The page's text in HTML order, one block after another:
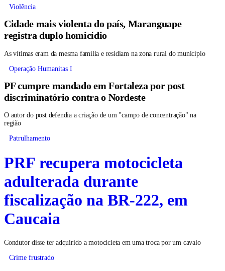
Violência
Cidade mais violenta do país, Maranguape
registra duplo homicídio
As vítimas eram da mesma família e residiam na zona rural do município
Operação Humanitas I
PF cumpre mandado em Fortaleza por post
discriminatório contra o Nordeste
O autor do post defendia a criação de um "campo de concentração" na
região
Patrulhamento
PRF recupera motocicleta
adulterada durante
fiscalização na BR-222, em
Caucaia
Condutor disse ter adquirido a motocicleta em uma troca por um cavalo
Crime frustrado